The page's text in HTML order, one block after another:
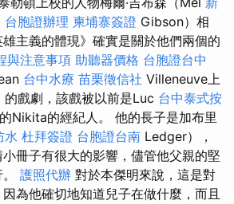
台胞證辦理 柬埔寨簽證 Gibson）相
主義的體現》確實是關於他們兩個的
與注意事項 助聽器價格 台胞證台中
台中水療 苗栗徵信社 Villeneuve上
戲劇，該戲被以前是Luc 台中泰式按
Nikita的經紀人。 他的長子是加布里
水 杜拜簽證 台胞證台南 Ledger），
冊子有很大的影響，儘管他父親的堅
護照代辦 對於本傑明來說，這是對
為他確切地知道兒子在做什麼，而且